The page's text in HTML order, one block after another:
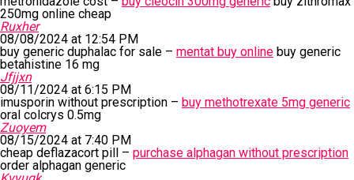
250mg online cheap
Ruxher
08/08/2024 at 12:54 PM
buy generic duphalac for sale – mentat buy online buy generic
betahistine 16 mg
Jfjjxn
08/11/2024 at 6:15 PM
imusporin without prescription – buy methotrexate 5mg generic
oral colcrys 0.5mg
Zuoyem
08/15/2024 at 7:40 PM
cheap deflazacort pill – purchase alphagan without prescription
order alphagan generic